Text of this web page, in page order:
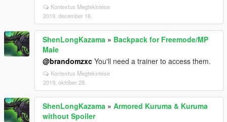
Kontextus Megtekintése
2019. december 16.
ShenLongKazama » Backpack for Freemode/MP
Male
@brandomzxc You'll need a trainer to access them.
Kontextus Megtekintése
2019. október 28.
ShenLongKazama » Armored Kuruma & Kuruma
without Spoiler